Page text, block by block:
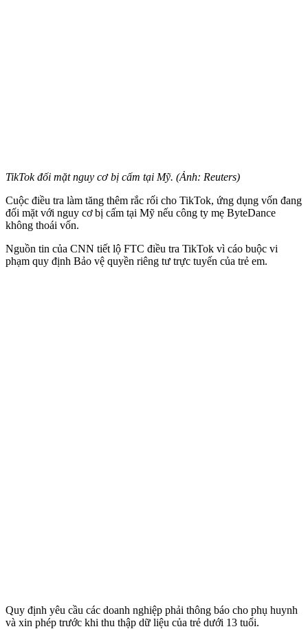
TikTok đối mặt nguy cơ bị cấm tại Mỹ. (Ảnh: Reuters)
Cuộc điều tra làm tăng thêm rắc rối cho TikTok, ứng dụng vốn đang
đối mặt với nguy cơ bị cấm tại Mỹ nếu công ty mẹ ByteDance
không thoái vốn.
Nguồn tin của CNN tiết lộ FTC điều tra TikTok vì cáo buộc vi
phạm quy định Bảo vệ quyền riêng tư trực tuyến của trẻ em.
Quy định yêu cầu các doanh nghiệp phải thông báo cho phụ huynh
và xin phép trước khi thu thập dữ liệu của trẻ dưới 13 tuổi.